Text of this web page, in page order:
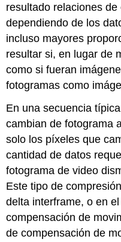
resultado relaciones
dependiendo de los
incluso mayores
resultar si, en lugar de
como si fueran
fotogramas como
En una secuencia
cambian de fotograma
solo los píxeles que
cantidad de datos
fotograma de video
Este tipo de
delta interframe, o en
compensación de
de compensación de